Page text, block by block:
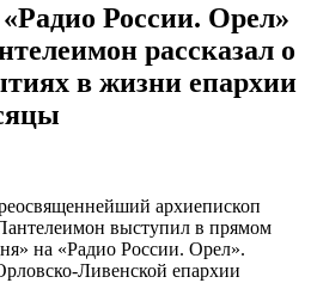
России. Орел»
рассказал о
в жизни епархии
архиепископ
выступил в прямом
на «Радио России. Орел».
Ливенской епархии